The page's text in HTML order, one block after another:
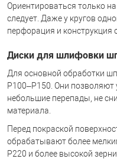
Ориентироваться только
следует. Даже у кругов
перфорация и конструкция
Диски для шлифовки
Для основной обработки
P100–P150. Они позволяют
небольшие перепады, не
материала.
Перед покраской
обрабатывают более
P220 и более высокой